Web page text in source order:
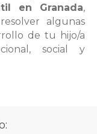
en Granada,
algunas
de tu hijo/a
social y